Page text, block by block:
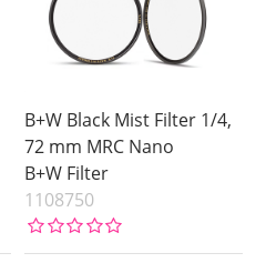
B+W Black Mist Filter 1/4,
72 mm MRC Nano
B+W Filter
1108750